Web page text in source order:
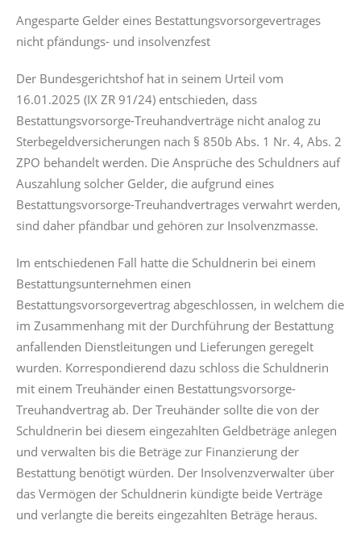
Angesparte Gelder eines Bestattungsvorsorgevertrages
nicht pfändungs- und insolvenzfest
Der Bundesgerichtshof hat in seinem Urteil vom
16.01.2025 (IX ZR 91/24) entschieden, dass
Bestattungsvorsorge-Treuhandverträge nicht analog zu
Sterbegeldversicherungen nach § 850b Abs. 1 Nr. 4, Abs. 2
ZPO behandelt werden. Die Ansprüche des Schuldners auf
Auszahlung solcher Gelder, die aufgrund eines
Bestattungsvorsorge-Treuhandvertrages verwahrt werden,
sind daher pfändbar und gehören zur Insolvenzmasse.
Im entschiedenen Fall hatte die Schuldnerin bei einem
Bestattungsunternehmen einen
Bestattungsvorsorgevertrag abgeschlossen, in welchem die
im Zusammenhang mit der Durchführung der Bestattung
anfallenden Dienstleitungen und Lieferungen geregelt
wurden. Korrespondierend dazu schloss die Schuldnerin
mit einem Treuhänder einen Bestattungsvorsorge-
Treuhandvertrag ab. Der Treuhänder sollte die von der
Schuldnerin bei diesem eingezahlten Geldbeträge anlegen
und verwalten bis die Beträge zur Finanzierung der
Bestattung benötigt würden. Der Insolvenzverwalter über
das Vermögen der Schuldnerin kündigte beide Verträge
und verlangte die bereits eingezahlten Beträge heraus.